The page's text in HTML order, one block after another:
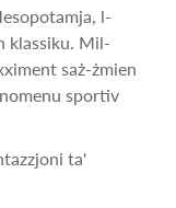
l-
klassiku. Mil-
saż-żmien
sportiv
ta'